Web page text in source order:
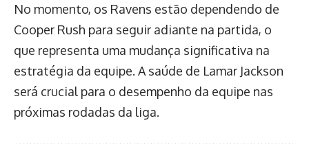
No momento, os Ravens estão dependendo de
Cooper Rush para seguir adiante na partida, o
que representa uma mudança significativa na
estratégia da equipe. A saúde de Lamar Jackson
será crucial para o desempenho da equipe nas
próximas rodadas da liga.